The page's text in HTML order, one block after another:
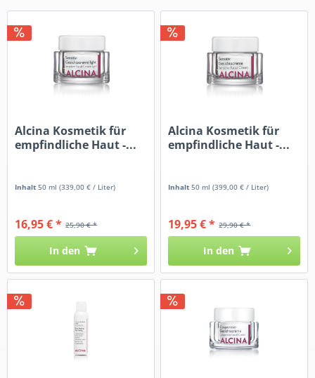
Alcina Kosmetik für
empfindliche Haut -...
Inhalt50 ml(339,00 € / Liter)
25,90 € *
16,95 € *
In den
Alcina Kosmetik für
empfindliche Haut -...
Inhalt50 ml(399,00 € / Liter)
29,90 € *
19,95 € *
In den